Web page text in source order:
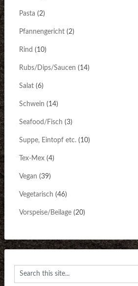
Pasta (2)
Pfannengericht(2)
Rind (10)
Rubs/Dips/Saucen (14)
Salat(6)
Schwein (14)
Seafood/Fisch (3)
Suppe, Eintopf etc.(10)
Tex-Mex(4)
Vegan (39)
Vegetarisch (46)
Vorspeise/Beilage(20)